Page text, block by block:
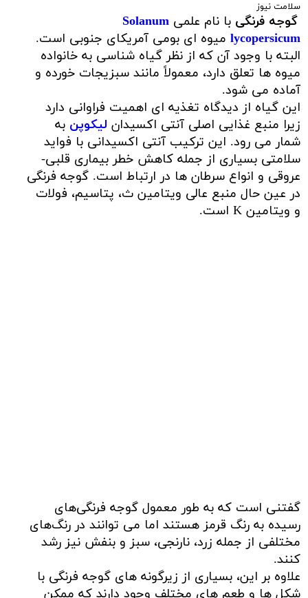
سلامت نیوز
گوجه فرنگی با نام علمیSolanum
lycopersicum میوه ای بومی آمریکای جنوبی است.
البته با وجود آن که از نظر گیاه شناسی به خانواده
میوه ها تعلق دارد، معمولاً مانند سبزیجات خورده و
آماده می شود.
این گیاه از دیدگاه تغذیه ای اهمیت فراوانی دارد
زیرا منبع غذایی اصلی آنتی اکسیدان لیکوپن به
شمار می رود. این ترکیب آنتی اکسیدانی با فواید
سلامتی بسیاری از جمله کاهش خطر بیماری قلبی-
عروقی و انواع سرطان ها در ارتباط است. گوجه فرنگی
در عین حال منبع عالی ویتامین ث، پتاسیم، فولات
و ویتامین K است.
گفتنی است که به طور معمول گوجه‌ فرنگی‌های
رسیده به رنگ قرمز هستند اما می‌ توانند در رنگ‌های
مختلفی از جمله زرد، نارنجی، سبز و بنفش نیز رشد
کنند.
علاوه بر این، بسیاری از زیرگونه های گوجه فرنگی با
شکل ها و طعم های مختلف وجود دارند که ممکن